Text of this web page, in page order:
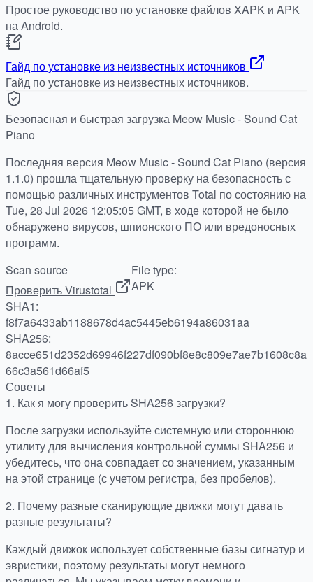
Простое руководство по установке файлов XAPK и APK
на Android.
Гайд по установке из неизвестных источников
Гайд по установке из неизвестных источников.
Безопасная и быстрая загрузка Meow Music - Sound Cat
Piano
Последняя версия Meow Music - Sound Cat Piano (версия
1.1.0) прошла тщательную проверку на безопасность с
помощью различных инструментов Total по состоянию на
Tue, 28 Jul 2026 12:05:05 GMT, в ходе которой не было
обнаружено вирусов, шпионского ПО или вредоносных
программ.
Scan source
Проверить Virustotal
File type:
APK
SHA1:
f8f7a6433ab1188678d4ac5445eb6194a86031aa
SHA256:
8acce651d2352d69946f227df090bf8e8c809e7ae7b1608c8a
66c3a561d66af5
Советы
1. Как я могу проверить SHA256 загрузки?
После загрузки используйте системную или стороннюю
утилиту для вычисления контрольной суммы SHA256 и
убедитесь, что она совпадает со значением, указанным
на этой странице (с учетом регистра, без пробелов).
2. Почему разные сканирующие движки могут давать
разные результаты?
Каждый движок использует собственные базы сигнатур и
эвристики, поэтому результаты могут немного